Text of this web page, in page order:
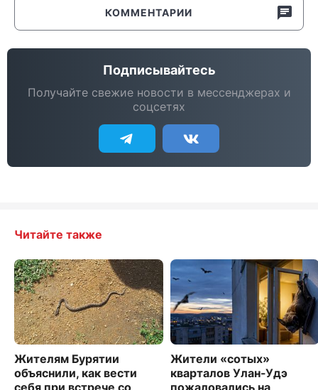
КОММЕНТАРИИ
Подписывайтесь
Получайте свежие новости в мессенджерах и
соцсетях
Читайте также
Жителям Бурятии
объяснили, как вести
себя при встрече со
Жители «сотых»
кварталов Улан-Удэ
пожаловались на